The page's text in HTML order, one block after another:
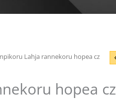
Lahja rannekoru hopea cz
hopea cz